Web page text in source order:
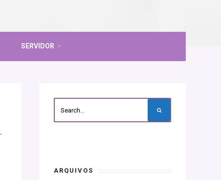
SERVIDOR
ARQUIVOS